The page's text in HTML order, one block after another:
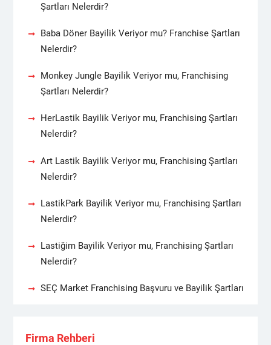
Şartları Nelerdir?
Baba Döner Bayilik Veriyor mu? Franchise Şartları
Nelerdir?
Monkey Jungle Bayilik Veriyor mu, Franchising
Şartları Nelerdir?
HerLastik Bayilik Veriyor mu, Franchising Şartları
Nelerdir?
Art Lastik Bayilik Veriyor mu, Franchising Şartları
Nelerdir?
LastikPark Bayilik Veriyor mu, Franchising Şartları
Nelerdir?
Lastiğim Bayilik Veriyor mu, Franchising Şartları
Nelerdir?
SEÇ Market Franchising Başvuru ve Bayilik Şartları
Firma Rehberi